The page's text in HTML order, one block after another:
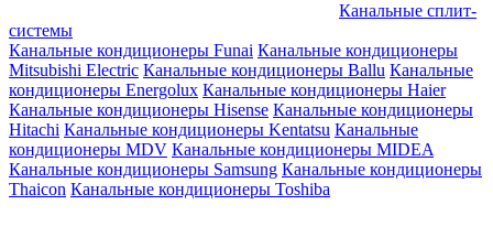
Канальные сплит-
системы
Канальные кондиционеры Funai Канальные кондиционеры
Mitsubishi Electric Канальные кондиционеры Ballu Канальные
кондиционеры Energolux Канальные кондиционеры Haier
Канальные кондиционеры Hisense Канальные кондиционеры
Hitachi Канальные кондиционеры Kentatsu Канальные
кондиционеры MDV Канальные кондиционеры MIDEA
Канальные кондиционеры Samsung Канальные кондиционеры
Thaicon Канальные кондиционеры Toshiba